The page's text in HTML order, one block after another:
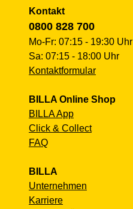
Kontakt
0800 828 700
Mo-Fr: 07:15 - 19:30 Uhr
Sa: 07:15 - 18:00 Uhr
Kontaktformular
BILLA Online Shop
BILLA App
Click & Collect
FAQ
BILLA
Unternehmen
Karriere